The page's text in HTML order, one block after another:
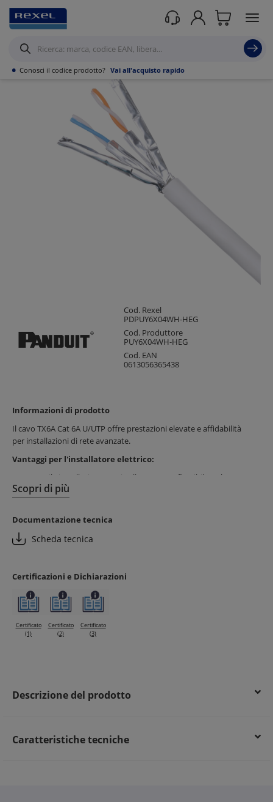
• Conosci il codice prodotto? Vai all'acquisto rapido
Prodotti /Datacom Soluzioni per cablaggio in rame/ Cavo di rete lan
Cod. Rexel
PDPUY6X04WH-HEG
Cod. Produttore
PUY6X04WH-HEG
Cod. EAN
0613056365438
Informazioni di prodotto
Il cavo TX6A Cat 6A U/UTP offre prestazioni elevate e affidabilità
per installazioni di rete avanzate.
Vantaggi per l'installatore elettrico:
Facile installazione grazie alla struttura flessibile e al
rivestimento LSZH
Risparmio di tempo con cavo fornito in bobina da 305 metri
Protezione contro interferenze grazie alla barriera contro il
crosstalk alieno
Vantaggi per il cliente finale:
AWG
60332-1
Efficienza energetica e affidabilità nelle trasmissioni dati
Scopri di più
Documentazione tecnica
Scheda tecnica
Certificazioni e Dichiarazioni
Certificato
(1)
Certificato
(2)
Certificato
(3)
Descrizione del prodotto
Caratteristiche tecniche